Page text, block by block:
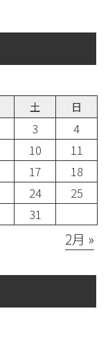
土 日
3
4
10
11
17
18
24
25
31
2月 »